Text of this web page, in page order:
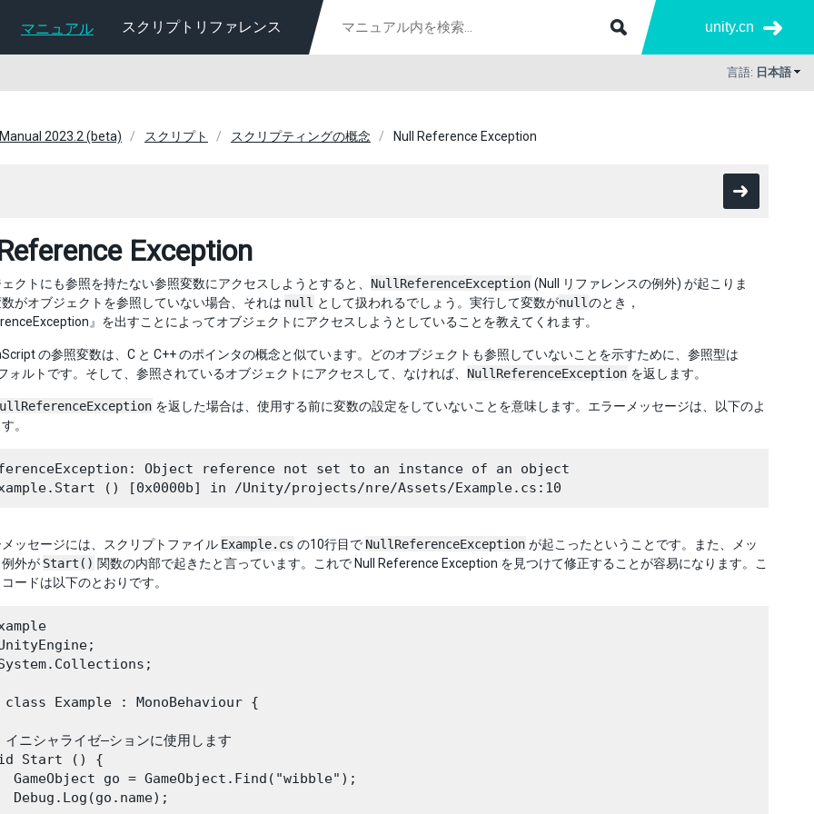
マニュアル スクリプトリファレンス unity.cn
言語: 日本語
2023.2 (beta) スクリプト スクリプティングの概念 Null Reference Exception
Exception
クトにも参照を持たない参照変数にアクセスしようとすると、 NullReferenceException (Null リファレンスの例外) が起こりま
がオブジェクトを参照していない場合、それは null として扱われるでしょう。実行して変数がnull のとき，
』を出すことによってオブジェクトにアクセスしようとしていることを教えてくれます。
の参照変数は、C と C++ のポインタの概念と似ています。どのオブジェクトも参照していないことを示すために、参照型は
ォルトです。そして、参照されているオブジェクトにアクセスして、なければ、 NullReferenceException を返します。
を返した場合は、使用する前に変数の設定をしていないことを意味します。エラーメッセージは、以下のよ
。
Object reference not set to an instance of an object
ッセージには、スクリプトファイル Example.cs の10行目で NullReferenceException が起こったということです。また、メッ
外が Start() 関数の内部で起きたと言っています。これで Null Reference Exception を見つけて修正することが容易になります。こ
ードは以下のとおりです。
Example : MonoBehaviour {
ニシャライゼ―ションに使用します
Start () {
GameObject go = GameObject.Find("wibble");
Debug.Log(go.name);